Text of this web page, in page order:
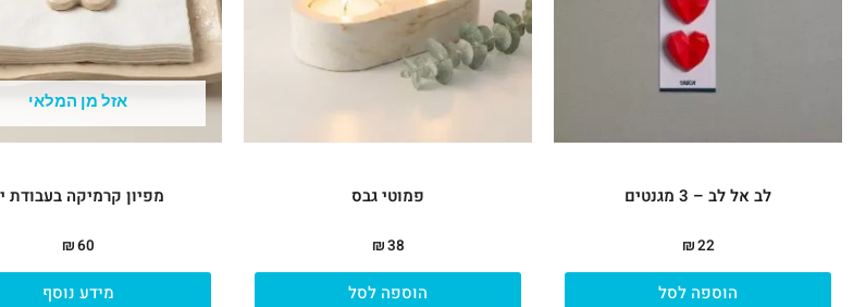
לב אל לב – 3 מגנטים
₪22
הוספה לסל
פמוטי גבס
₪38
הוספה לסל
אזל מן המלאי
מפיון קרמיקה בעבודת
₪60
מידע נוסף